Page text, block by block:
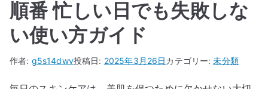
順番 忙しい日でも失敗しな
い使い方ガイド
作者: g5s14dwv投稿日: 2025年3月26日カテゴリー:未分類